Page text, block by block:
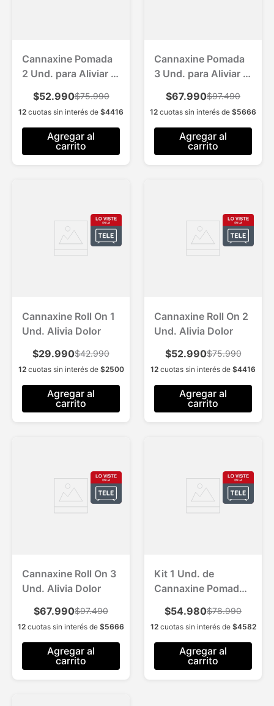
Cannaxine Pomada
2 Und. para Aliviar el
$52.990$75.990
12 cuotas sin interés de $4416
Agregar al
carrito
Cannaxine Pomada
3 Und. para Aliviar el
$67.990$97.490
12 cuotas sin interés de $5666
Agregar al
carrito
Cannaxine Roll On 1
Und. Alivia Dolor
$29.990$42.990
12cuotas sin interés de $2500
Agregar al
carrito
Cannaxine Roll On 2
Und. Alivia Dolor
$52.990$75.990
12 cuotas sin interés de $4416
Agregar al
carrito
Cannaxine Roll On 3
Und. Alivia Dolor
$67.990$97.490
12 cuotas sin interés de $5666
Agregar al
carrito
Kit 1 Und. de
Cannaxine Pomada
Cannaxine Roll On
para Aliviar el Dolor
$54.980$78.990
12cuotas sin interés de $4582
Agregar al
carrito